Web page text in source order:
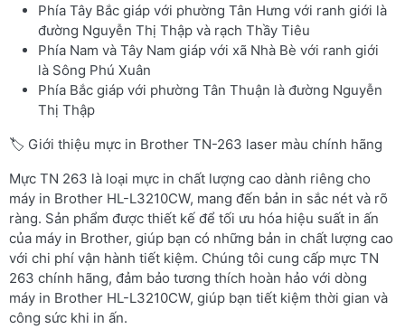
Phía Tây Bắc giáp với phường Tân Hưng với ranh giới là
đường Nguyễn Thị Thập và rạch Thầy Tiêu
Phía Nam và Tây Nam giáp với xã Nhà Bè với ranh giới
là Sông Phú Xuân
Phía Bắc giáp với phường Tân Thuận là đường Nguyễn
Thị Thập
🏷️ Giới thiệu mực in Brother TN-263 laser màu chính hãng
Mực TN 263 là loại mực in chất lượng cao dành riêng cho
máy in Brother HL-L3210CW, mang đến bản in sắc nét và rõ
ràng. Sản phẩm được thiết kế để tối ưu hóa hiệu suất in ấn
của máy in Brother, giúp bạn có những bản in chất lượng cao
với chi phí vận hành tiết kiệm. Chúng tôi cung cấp mực TN
263 chính hãng, đảm bảo tương thích hoàn hảo với dòng
máy in Brother HL-L3210CW, giúp bạn tiết kiệm thời gian và
công sức khi in ấn.